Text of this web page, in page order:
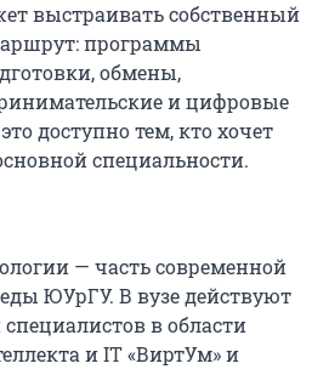
выстраивать собственный
программы
обмены,
и цифровые
доступно тем, кто хочет
специальности.
— часть современной
ЮУрГУ. В вузе действуют
в области
и IT «ВиртУм» и